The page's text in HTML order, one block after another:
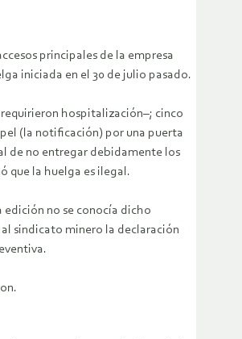
principales de la empresa
iniciada en el 30 de julio pasado.
hospitalización–; cinco
(la notificación) por una puerta
de no entregar debidamente los
que la huelga es ilegal.
edición no se conocía dicho
sindicato minero la declaración